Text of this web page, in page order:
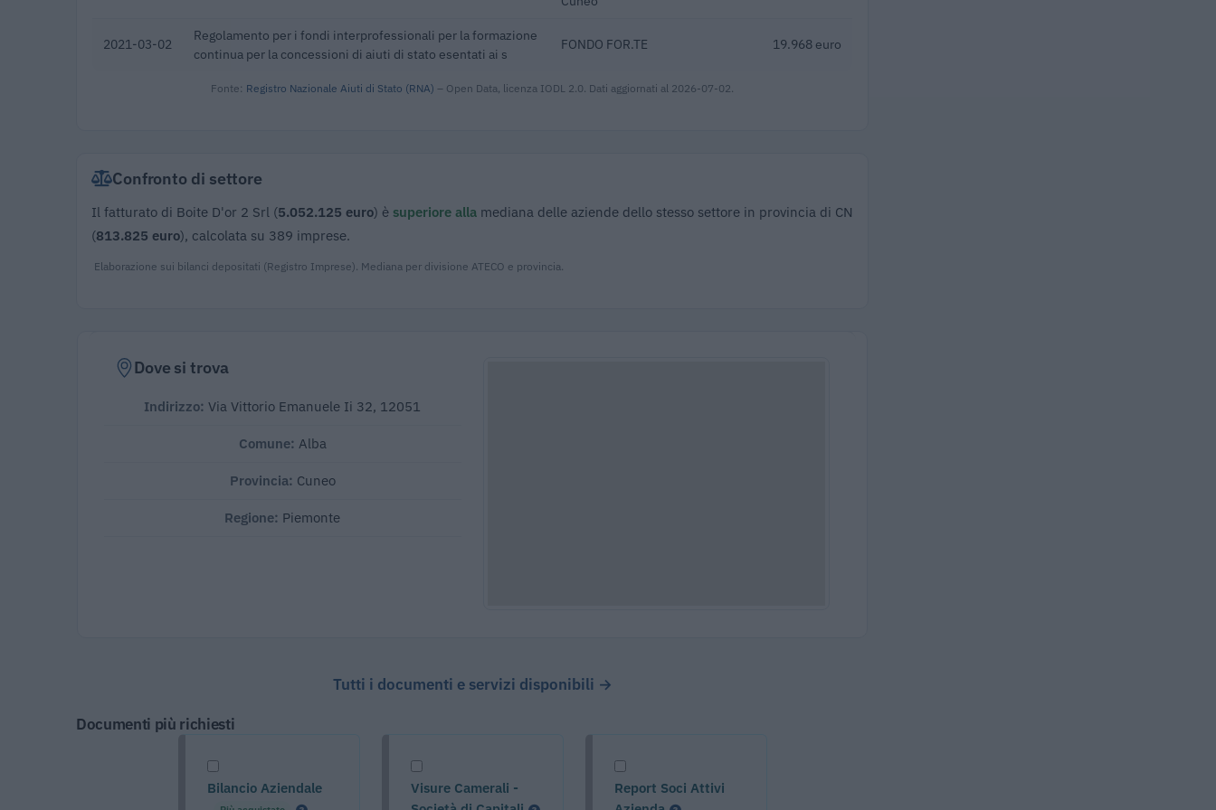
2021-03-02
Regolamento per i fondi interprofessionali per la formazione
continua per la concessioni di aiuti di stato esentati ai s
FONDO FOR.TE 19.968 euro
Fonte: Registro Nazionale Aiuti di Stato (RNA) – Open Data, licenza IODL 2.0. Dati aggiornati al 2026-07-02.
Confronto di settore
Il fatturato di Boite D'or 2 Srl (5.052.125 euro) è superiore alla mediana delle aziende dello stesso settore in provincia di CN
(813.825 euro), calcolata su 389 imprese.
Elaborazione sui bilanci depositati (Registro Imprese). Mediana per divisione ATECO e provincia.
Dove si trova
Indirizzo: Via Vittorio Emanuele Ii 32, 12051
Comune: Alba
Provincia: Cuneo
Regione: Piemonte
Tutti i documenti e servizi disponibili →
Documenti più richiesti
Bilancio Aziendale
Visure Camerali -
Report Soci Attivi